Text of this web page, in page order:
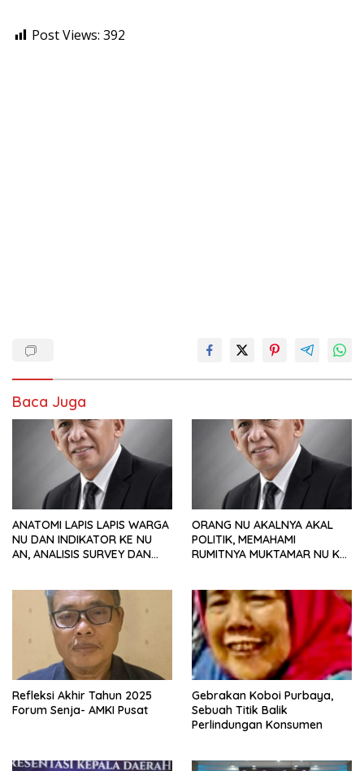
Post Views: 392
Baca Juga
ANATOMI LAPIS LAPIS WARGA
NU DAN INDIKATOR KE NU
AN, ANALISIS SURVEY DAN
ORANG NU AKALNYA AKAL
POLITIK, MEMAHAMI
RUMITNYA MUKTAMAR NU KE
Refleksi Akhir Tahun 2025
Forum Senja- AMKI Pusat
Gebrakan Koboi Purbaya,
Sebuah Titik Balik
Perlindungan Konsumen